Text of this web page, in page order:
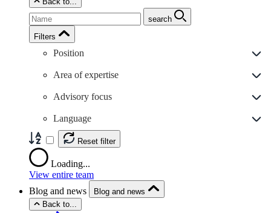
search
Filters
Position
Area of expertise
Advisory focus
Language
Reset filter
Loading...
View entire team
Blog and news
Blog and news
Back to...